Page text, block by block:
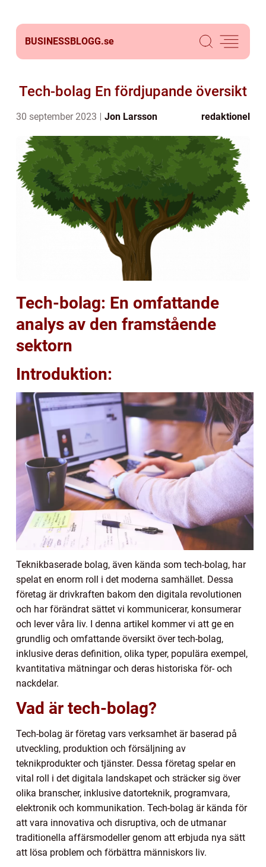
BUSINESSBLOGG.se
Tech-bolag En fördjupande översikt
30 september 2023 Jon Larsson redaktionel
Tech-bolag: En omfattande
analys av den framstående
sektorn
Introduktion:
Teknikbaserade bolag, även kända som tech-bolag, har
spelat en enorm roll i det moderna samhället. Dessa
företag är drivkraften bakom den digitala revolutionen
och har förändrat sättet vi kommunicerar, konsumerar
och lever våra liv. I denna artikel kommer vi att ge en
grundlig och omfattande översikt över tech-bolag,
inklusive deras definition, olika typer, populära exempel,
kvantitativa mätningar och deras historiska för- och
nackdelar.
Vad är tech-bolag?
Tech-bolag är företag vars verksamhet är baserad på
utveckling, produktion och försäljning av
teknikprodukter och tjänster. Dessa företag spelar en
vital roll i det digitala landskapet och sträcker sig över
olika branscher, inklusive datorteknik, programvara,
elektronik och kommunikation. Tech-bolag är kända för
att vara innovativa och disruptiva, och de utmanar
traditionella affärsmodeller genom att erbjuda nya sätt
att lösa problem och förbättra människors liv.